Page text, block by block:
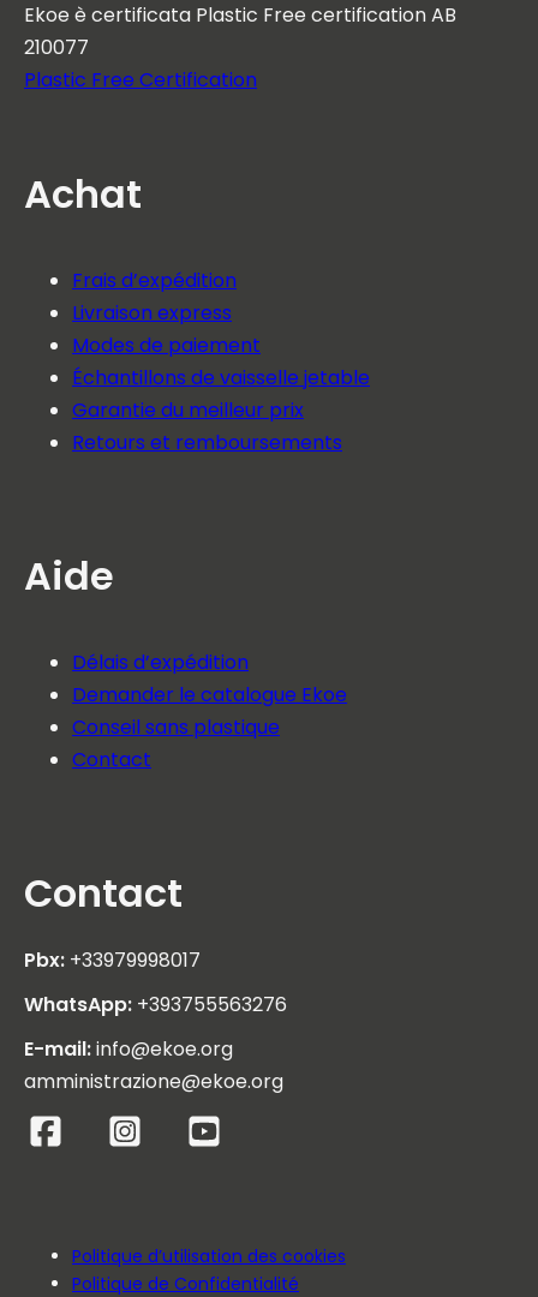
Ekoe è certificata Plastic Free certification AB
210077
Plastic Free Certification
Achat
Frais d’expédition
Livraison express
Modes de paiement
Échantillons de vaisselle jetable
Garantie du meilleur prix
Retours et remboursements
Aide
Délais d’expédition
Demander le catalogue Ekoe
Conseil sans plastique
Contact
Contact
Pbx: +33979998017
WhatsApp: +393755563276
E-mail:info@ekoe.org
amministrazione@ekoe.org
Politique d’utilisation des cookies
Politique de Confidentialité